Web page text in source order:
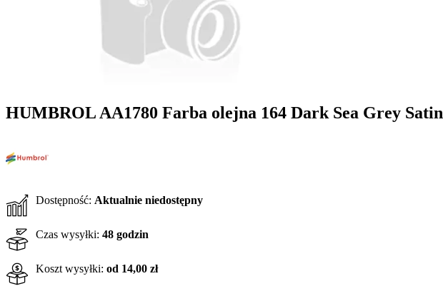
HUMBROL AA1780 Farba olejna 164 Dark Sea Grey Satin
Dostępność: Aktualnie niedostępny
Czas wysyłki: 48 godzin
Koszt wysyłki: od 14,00 zł